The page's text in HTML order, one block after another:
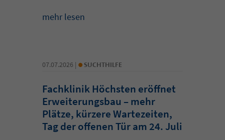
mehr lesen
07.07.2026 | • SUCHTHILFE
Fachklinik Höchsten eröffnet
Erweiterungsbau – mehr
Plätze, kürzere Wartezeiten,
Tag der offenen Tür am 24. Juli